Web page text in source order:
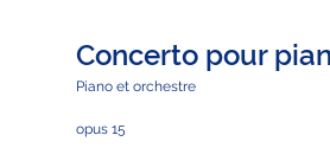
Concerto pour
Piano et orchestre
opus 15